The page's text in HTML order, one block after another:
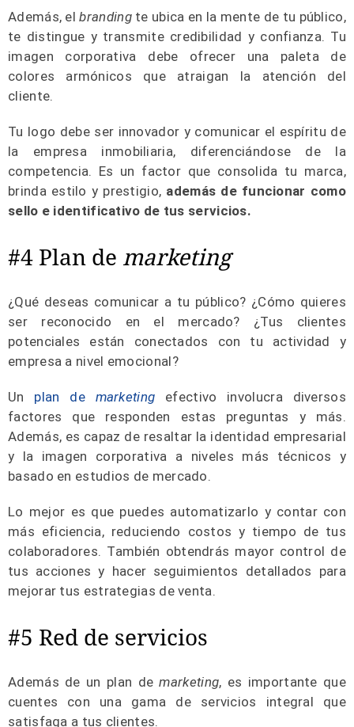
Además, elbrandingte ubica en la mente de tu público,
te distingue y transmite credibilidad y confianza. Tu
imagen corporativa debe ofrecer una paleta de
colores armónicos que atraigan la atención del
cliente.
Tu logo debe ser innovador y comunicar el espíritu de
la empresa inmobiliaria, diferenciándose de la
competencia. Es un factor que consolida tu marca,
brinda estilo y prestigio, además de funcionar como
sello e identificativo de tus servicios.
#4 Plan de marketing
¿Qué deseas comunicar a tu público? ¿Cómo quieres
ser reconocido en el mercado? ¿Tus clientes
potenciales están conectados con tu actividad y
empresa a nivel emocional?
Un plan de marketing
efectivo involucra diversos
factores que responden estas preguntas y más.
Además, es capaz de resaltar la identidad empresarial
y la imagen corporativa a niveles más técnicos y
basado en estudios de mercado.
Lo mejor es que puedes automatizarlo y contar con
más eficiencia, reduciendo costos y tiempo de tus
colaboradores. También obtendrás mayor control de
tus acciones y hacer seguimientos detallados para
mejorar tus estrategias de venta.
#5 Red de servicios
Además de un plan demarketing, es importante que
cuentes con una gama de servicios integral que
satisfaga a tus clientes.